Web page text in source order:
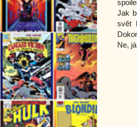
Jak
svět
Ne,